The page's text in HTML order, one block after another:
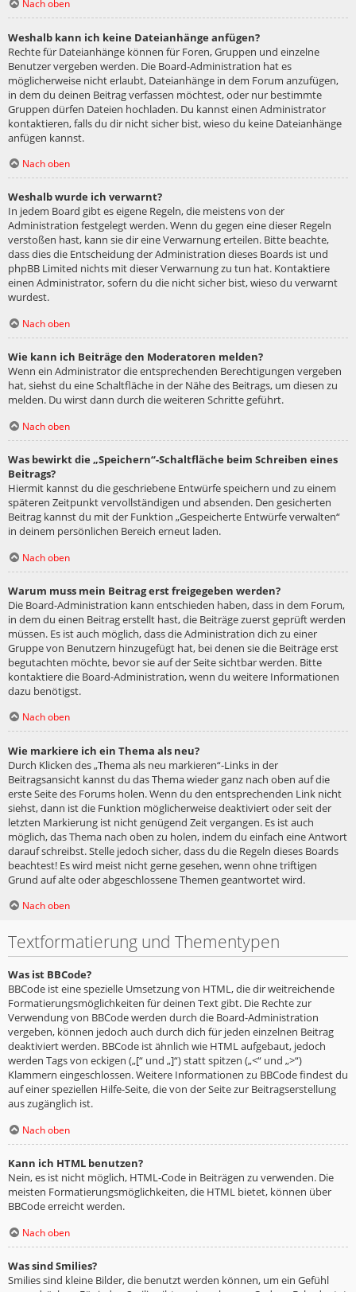
Nach oben
Weshalb kann ich keine Dateianhänge anfügen?
Rechte für Dateianhänge können für Foren, Gruppen und einzelne
Benutzer vergeben werden. Die Board-Administration hat es
möglicherweise nicht erlaubt, Dateianhänge in dem Forum anzufügen,
in dem du deinen Beitrag verfassen möchtest, oder nur bestimmte
Gruppen dürfen Dateien hochladen. Du kannst einen Administrator
kontaktieren, falls du dir nicht sicher bist, wieso du keine Dateianhänge
anfügen kannst.
Nach oben
Weshalb wurde ich verwarnt?
In jedem Board gibt es eigene Regeln, die meistens von der
Administration festgelegt werden. Wenn du gegen eine dieser Regeln
verstoßen hast, kann sie dir eine Verwarnung erteilen. Bitte beachte,
dass dies die Entscheidung der Administration dieses Boards ist und
phpBB Limited nichts mit dieser Verwarnung zu tun hat. Kontaktiere
einen Administrator, sofern du die nicht sicher bist, wieso du verwarnt
wurdest.
Nach oben
Wie kann ich Beiträge den Moderatoren melden?
Wenn ein Administrator die entsprechenden Berechtigungen vergeben
hat, siehst du eine Schaltfläche in der Nähe des Beitrags, um diesen zu
melden. Du wirst dann durch die weiteren Schritte geführt.
Nach oben
Was bewirkt die „Speichern“-Schaltfläche beim Schreiben eines
Beitrags?
Hiermit kannst du die geschriebene Entwürfe speichern und zu einem
späteren Zeitpunkt vervollständigen und absenden. Den gesicherten
Beitrag kannst du mit der Funktion „Gespeicherte Entwürfe verwalten“
in deinem persönlichen Bereich erneut laden.
Nach oben
Warum muss mein Beitrag erst freigegeben werden?
Die Board-Administration kann entschieden haben, dass in dem Forum,
in dem du einen Beitrag erstellt hast, die Beiträge zuerst geprüft werden
müssen. Es ist auch möglich, dass die Administration dich zu einer
Gruppe von Benutzern hinzugefügt hat, bei denen sie die Beiträge erst
begutachten möchte, bevor sie auf der Seite sichtbar werden. Bitte
kontaktiere die Board-Administration, wenn du weitere Informationen
dazu benötigst.
Nach oben
Wie markiere ich ein Thema als neu?
Durch Klicken des „Thema als neu markieren“-Links in der
Beitragsansicht kannst du das Thema wieder ganz nach oben auf die
erste Seite des Forums holen. Wenn du den entsprechenden Link nicht
siehst, dann ist die Funktion möglicherweise deaktiviert oder seit der
letzten Markierung ist nicht genügend Zeit vergangen. Es ist auch
möglich, das Thema nach oben zu holen, indem du einfach eine Antwort
darauf schreibst. Stelle jedoch sicher, dass du die Regeln dieses Boards
beachtest! Es wird meist nicht gerne gesehen, wenn ohne triftigen
Grund auf alte oder abgeschlossene Themen geantwortet wird.
Nach oben
Textformatierung und Thementypen
Was ist BBCode?
BBCode ist eine spezielle Umsetzung von HTML, die dir weitreichende
Formatierungsmöglichkeiten für deinen Text gibt. Die Rechte zur
Verwendung von BBCode werden durch die Board-Administration
vergeben, können jedoch auch durch dich für jeden einzelnen Beitrag
deaktiviert werden. BBCode ist ähnlich wie HTML aufgebaut, jedoch
werden Tags von eckigen („[“ und „]“) statt spitzen („<“ und „>“)
Klammern eingeschlossen. Weitere Informationen zu BBCode findest du
auf einer speziellen Hilfe-Seite, die von der Seite zur Beitragserstellung
aus zugänglich ist.
Nach oben
Kann ich HTML benutzen?
Nein, es ist nicht möglich, HTML-Code in Beiträgen zu verwenden. Die
meisten Formatierungsmöglichkeiten, die HTML bietet, können über
BBCode erreicht werden.
Nach oben
Was sind Smilies?
Smilies sind kleine Bilder, die benutzt werden können, um ein Gefühl